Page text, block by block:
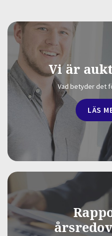
Vi är
Vad betyder det
LÄS